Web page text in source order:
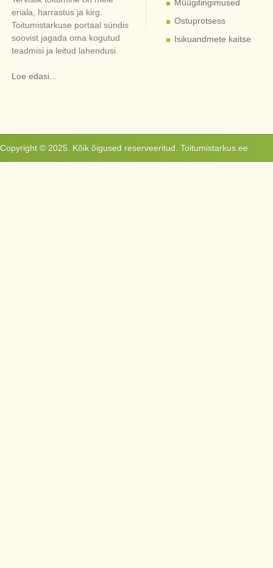
eriala, harrastus ja kirg.
Toitumistarkuse portaal sündis
soovist jagada oma kogutud
teadmisi ja leitud lahendusi.
Loe edasi...
Müügitingimused
Ostuprotsess
Isikuandmete kaitse
Copyright © 2025. Kõik õigused reserveeritud. Toitumistarkus.ee